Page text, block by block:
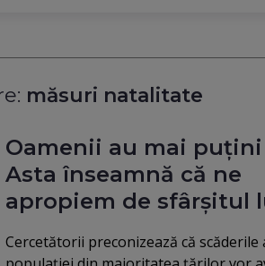
măsuri natalitate
Oamenii au mai
Asta înseamnă că ne
apropiem de sfârșitul
Cercetătorii preconizează că